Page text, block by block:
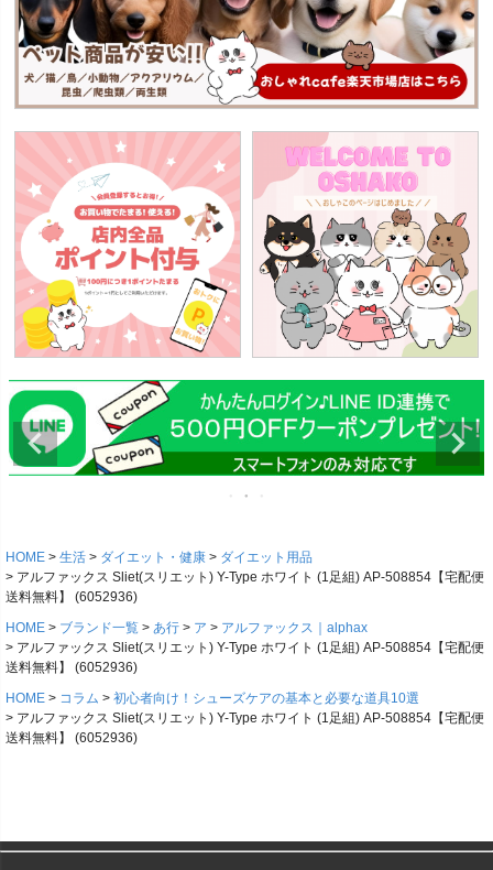
HOME 生活 ダイエット・健康
ダイエット用品
アルファックス Sliet(スリエット) Y-Type ホワイト (1足組) AP-508854【宅配便
送料無料】 (6052936)
HOME
ブランド一覧 あ行 ア
アルファックス｜alphax
アルファックス Sliet(スリエット) Y-Type ホワイト (1足組) AP-508854【宅配便
送料無料】 (6052936)
HOME
コラム
初心者向け！シューズケアの基本と必要な道具10選
アルファックス Sliet(スリエット) Y-Type ホワイト (1足組) AP-508854【宅配便
送料無料】 (6052936)